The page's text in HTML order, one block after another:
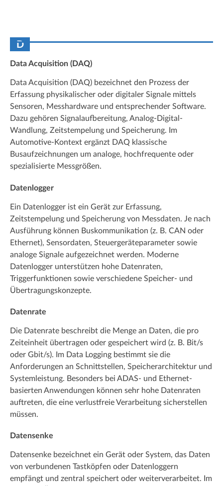
D
Data Acquisition (DAQ)
Data Acquisition (DAQ) bezeichnet den Prozess der
Erfassung physikalischer oder digitaler Signale mittels
Sensoren, Messhardware und entsprechender Software.
Dazu gehören Signalaufbereitung, Analog-Digital-
Wandlung, Zeitstempelung und Speicherung. Im
Automotive-Kontext ergänzt DAQ klassische
Busaufzeichnungen um analoge, hochfrequente oder
spezialisierte Messgrößen.
Datenlogger
Ein Datenlogger ist ein Gerät zur Erfassung,
Zeitstempelung und Speicherung von Messdaten. Je nach
Ausführung können Buskommunikation (z. B. CAN oder
Ethernet), Sensordaten, Steuergeräteparameter sowie
analoge Signale aufgezeichnet werden. Moderne
Datenlogger unterstützen hohe Datenraten,
Triggerfunktionen sowie verschiedene Speicher- und
Übertragungskonzepte.
Datenrate
Die Datenrate beschreibt die Menge an Daten, die pro
Zeiteinheit übertragen oder gespeichert wird (z. B. Bit/s
oder Gbit/s). Im Data Logging bestimmt sie die
Anforderungen an Schnittstellen, Speicherarchitektur und
Systemleistung. Besonders bei ADAS- und Ethernet-
basierten Anwendungen können sehr hohe Datenraten
auftreten, die eine verlustfreie Verarbeitung sicherstellen
müssen.
Datensenke
Datensenke bezeichnet ein Gerät oder System, das Daten
von verbundenen Tastköpfen oder Datenloggern
empfängt und zentral speichert oder weiterverarbeitet. Im